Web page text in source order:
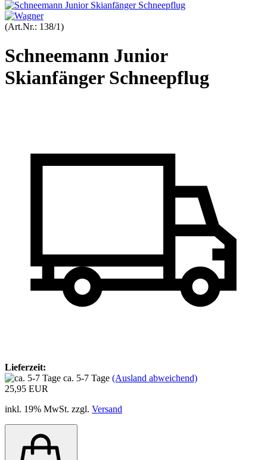
(Art.Nr.: 138/1)
Schneemann Junior
Skianfänger Schneepflug
Lieferzeit:
ca. 5-7 Tage (Ausland abweichend)
25,95 EUR
inkl. 19% MwSt. zzgl. Versand